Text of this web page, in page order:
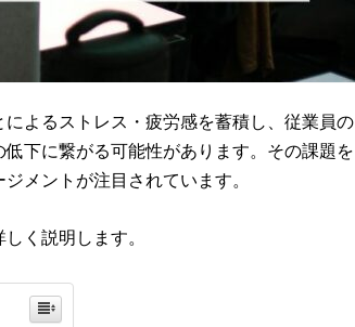
よるストレス・疲労感を蓄積し、従業員の
下に繋がる可能性があります。その課題を
メントが注目されています。
く説明します。